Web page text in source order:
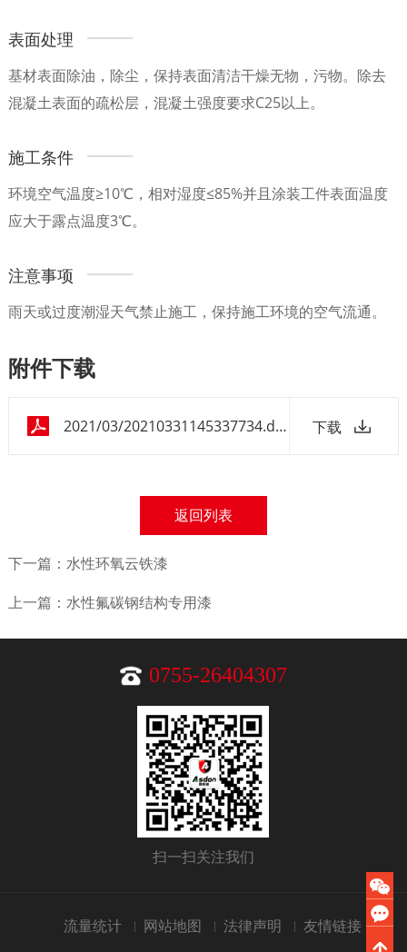
表面处理
基材表面除油，除尘，保持表面清洁干燥无物，污物。除去
混凝土表面的疏松层，混凝土强度要求C25以上。
施工条件
环境空气温度≥10℃，相对湿度≤85%并且涂装工件表面温度
应大于露点温度3℃。
注意事项
雨天或过度潮湿天气禁止施工，保持施工环境的空气流通。
附件下载
下载
2021/03/20210331145337734.doc
返回列表
下一篇：水性环氧云铁漆
上一篇：水性氟碳钢结构专用漆
0755-26404307
扫一扫关注我们
流量统计 网站地图 法律声明 友情链接